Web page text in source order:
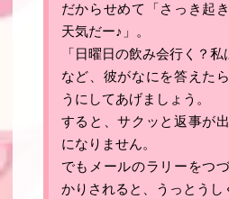
だからせめて「さっき起
天気だー♪」。
「日曜日の飲み会行く？私
など、 彼がなにを答えた
うにしてあげましょう 。
すると、サクッと返事が
になりません。
でもメールのラリーをつ
かりされると、うっとうし